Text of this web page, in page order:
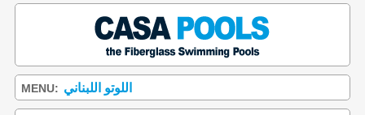
MENU: اللوتو اللبناني